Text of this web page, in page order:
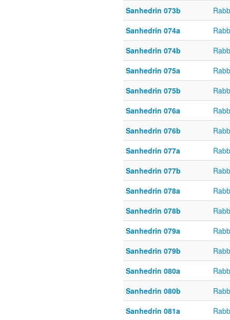
Sanhedrin 073b
Sanhedrin 074a
Sanhedrin 074b
Sanhedrin 075a
Sanhedrin 075b
Sanhedrin 076a
Sanhedrin 076b
Sanhedrin 077a
Sanhedrin 077b
Sanhedrin 078a
Sanhedrin 078b
Sanhedrin 079a
Sanhedrin 079b
Sanhedrin 080a
Sanhedrin 080b
Sanhedrin 081a